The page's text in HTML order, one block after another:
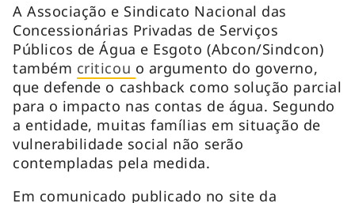
A Associação e Sindicato Nacional das
Concessionárias Privadas de Serviços
Públicos de Água e Esgoto (Abcon/Sindcon)
também criticou o argumento do governo,
que defende o cashback como solução parcial
para o impacto nas contas de água. Segundo
a entidade, muitas famílias em situação de
vulnerabilidade social não serão
contempladas pela medida.
Em comunicado publicado no site da